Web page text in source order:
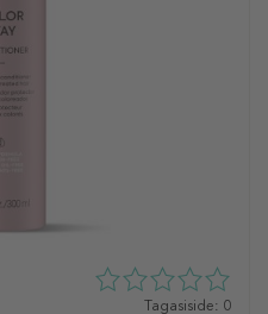
0
Tagasiside: 0